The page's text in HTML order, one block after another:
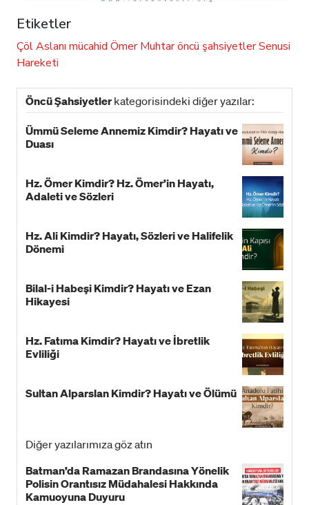
Etiketler
Çöl Aslanı mücahid Ömer Muhtaröncü şahsiyetlerSenusi
Hareketi
Öncü Şahsiyetlerkategorisindeki diğer yazılar:
Ümmü Seleme Annemiz Kimdir? Hayatı ve
Duası
Hz. Ömer Kimdir? Hz. Ömer’in Hayatı,
Adaleti ve Sözleri
Hz. Ali Kimdir? Hayatı, Sözleri ve Halifelik
Dönemi
Bilal-i Habeşi Kimdir? Hayatı ve Ezan
Hikayesi
Hz. Fatıma Kimdir? Hayatı ve İbretlik
Evliliği
Sultan Alparslan Kimdir? Hayatı ve Ölümü
Diğer yazılarımıza göz atın
Batman’da Ramazan Brandasına Yönelik
Polisin Orantısız Müdahalesi Hakkında
Kamuoyuna Duyuru